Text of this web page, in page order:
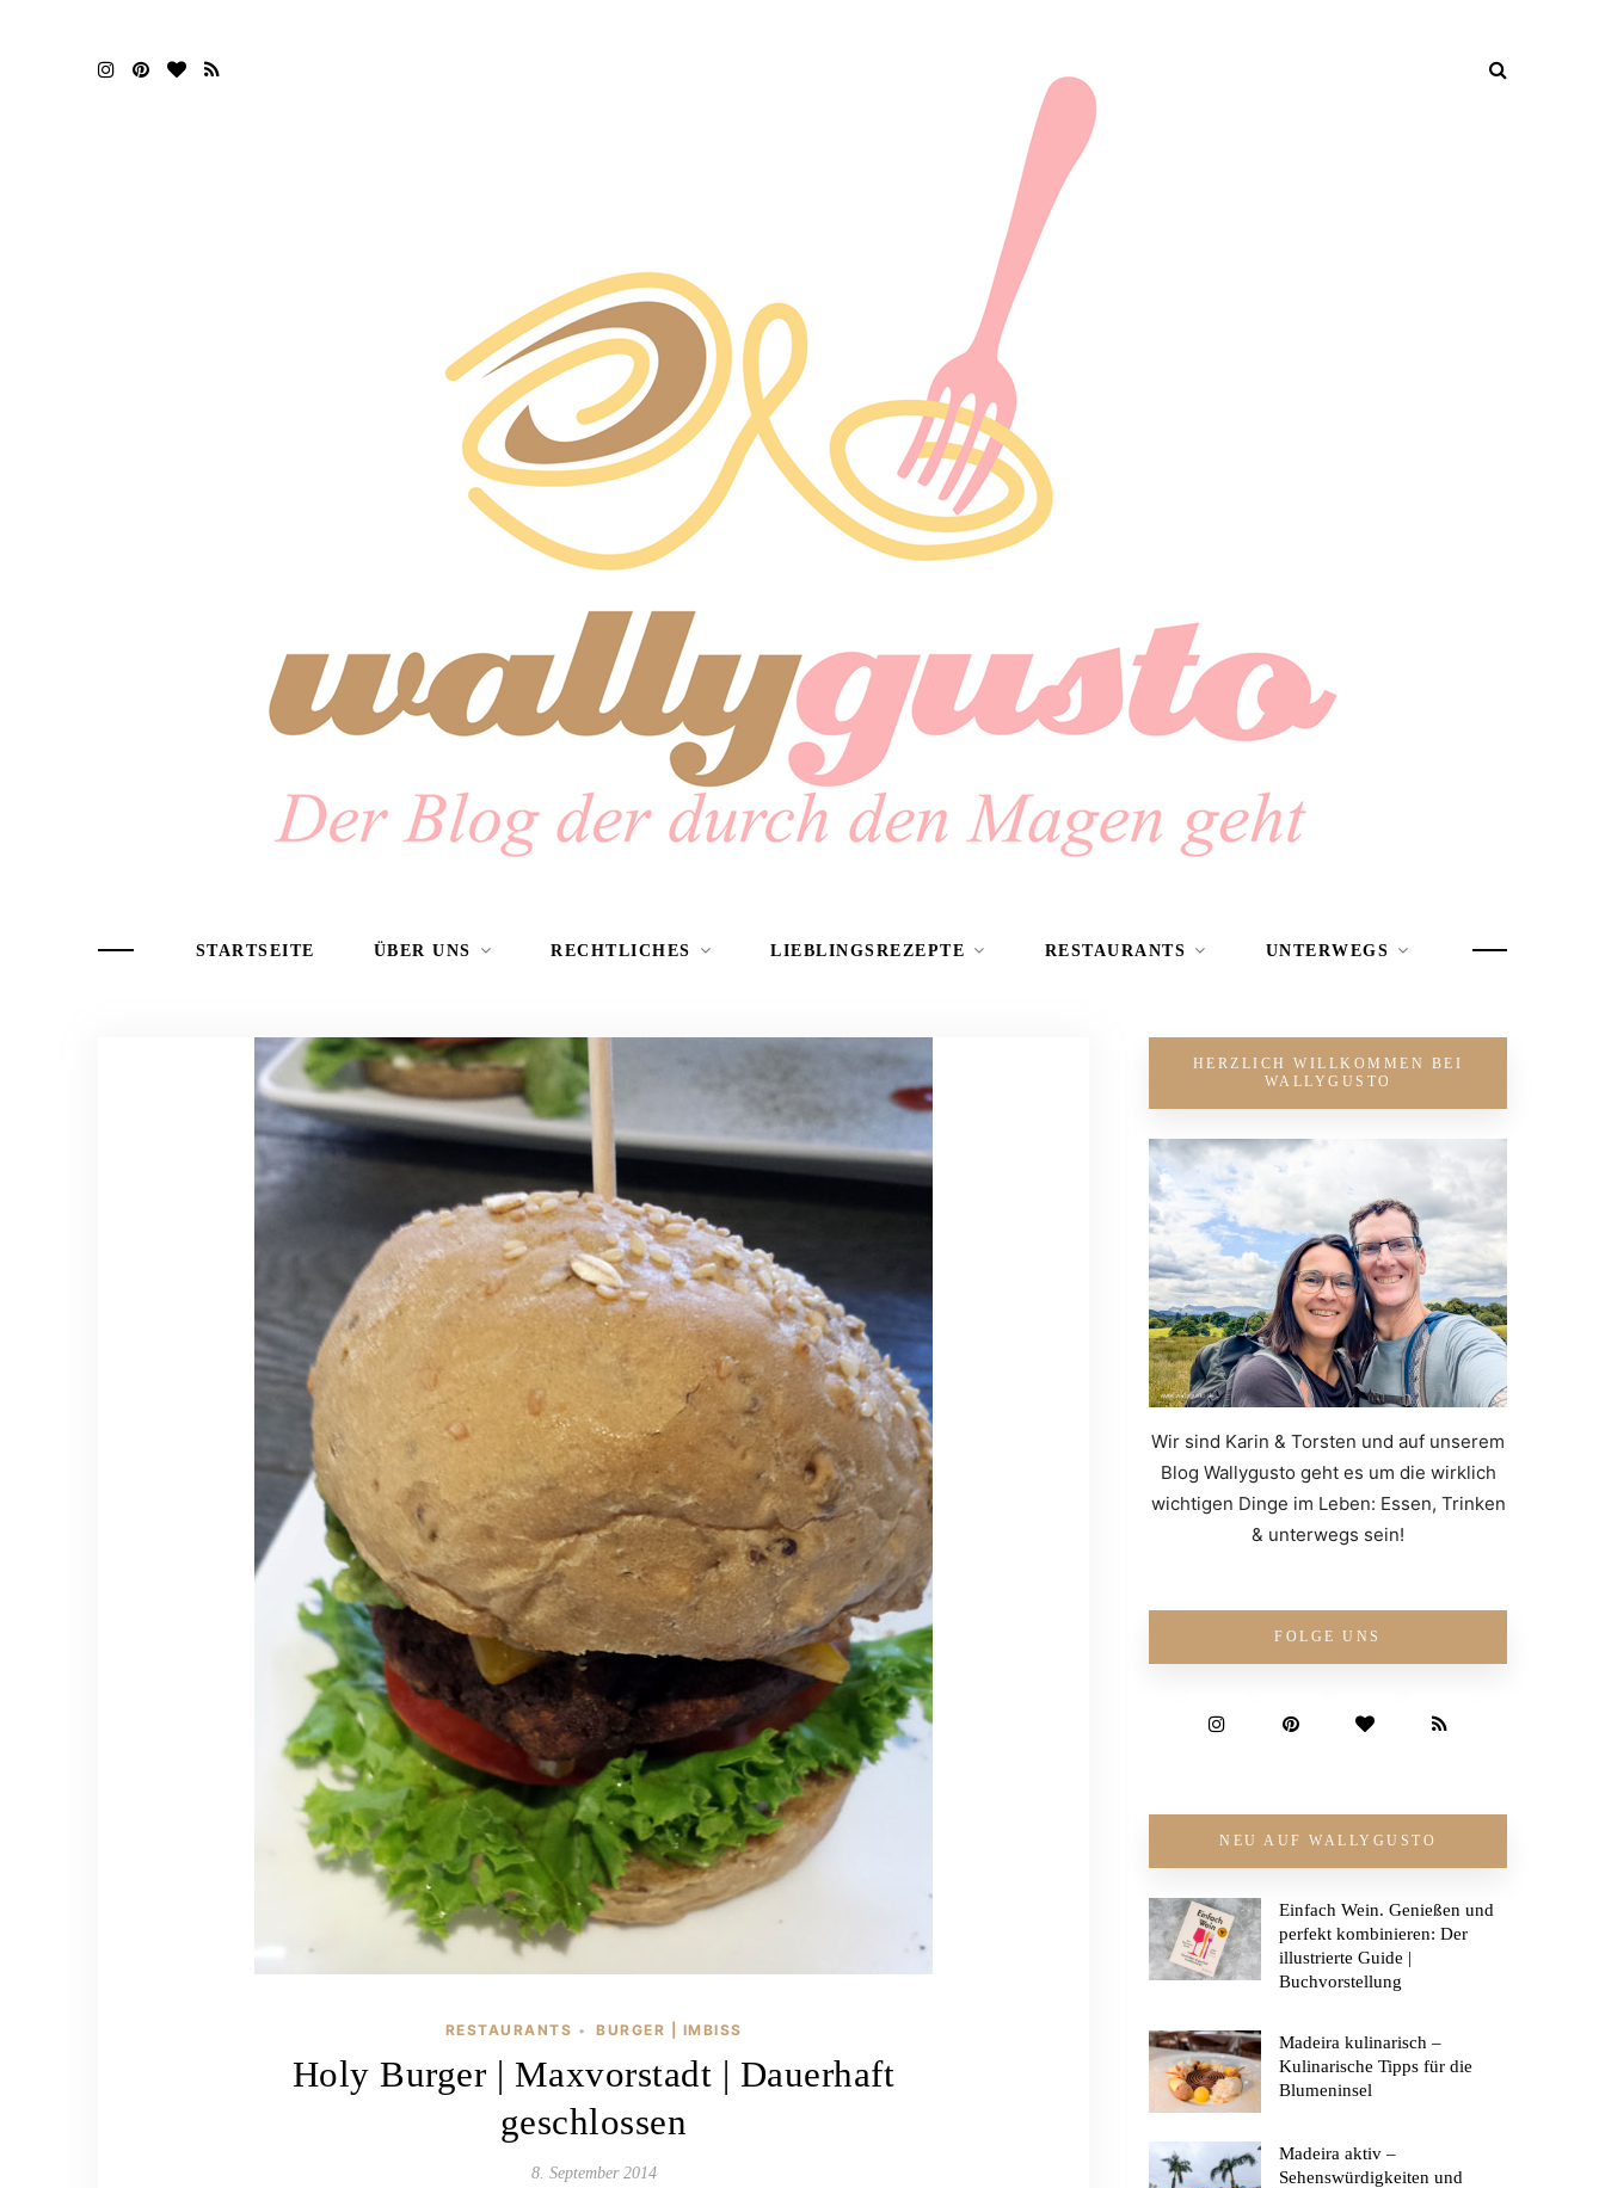
STARTSEITE ÜBER UNS RECHTLICHES LIEBLINGSREZEPTE RESTAURANTS UNTERWEGS
RESTAURANTS • BURGER | IMBISS
Holy Burger | Maxvorstadt | Dauerhaft
geschlossen
8. September 2014
HERZLICH WILLKOMMEN BEI
WALLYGUSTO
Wir sind Karin & Torsten und auf unserem
Blog Wallygusto geht es um die wirklich
wichtigen Dinge im Leben: Essen, Trinken
& unterwegs sein!
FOLGE UNS
NEU AUF WALLYGUSTO
Einfach Wein. Genießen und
perfekt kombinieren: Der
illustrierte Guide |
Buchvorstellung
Madeira kulinarisch –
Kulinarische Tipps für die
Blumeninsel
Madeira aktiv –
Sehenswürdigkeiten und